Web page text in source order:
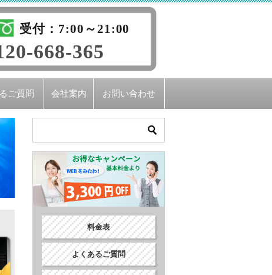
668-365
受付：7:00～21:00
ご質問 会社案内 お問い合わせ
料金表
よくあるご質問